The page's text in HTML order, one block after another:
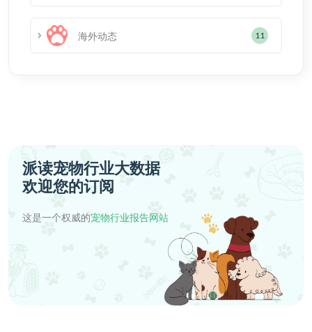
海外动态 11
派读宠物行业大数据
欢迎您的订阅
这是一个权威的宠物行业报告网站